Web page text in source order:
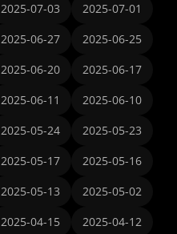
2025-07-03
2025-07-01
2025-06-27
2025-06-25
2025-06-20
2025-06-17
2025-06-11
2025-06-10
2025-05-24
2025-05-23
2025-05-17
2025-05-16
2025-05-13
2025-05-02
2025-04-15
2025-04-12